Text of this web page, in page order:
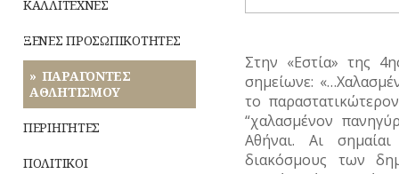
ΦΥΛΑΚΕΣ
ΦΩΤΙΣΜΟΣ
ΧΑΡΤΕΣ
ΚΑΛΛΙΤΕΧΝΕΣ
ΞΕΝΕΣ ΠΡΟΣΩΠΙΚΟΤΗΤΕΣ
ΠΑΡΑΓΟΝΤΕΣ
ΑΘΛΗΤΙΣΜΟΥ
ΠΕΡΙΗΓΗΤΕΣ
ΠΟΛΙΤΙΚΟΙ
Στην «Εστία» της
σημείωνε:
το
“χαλασμένον
Αθήναι. Αι
διακόσμους των